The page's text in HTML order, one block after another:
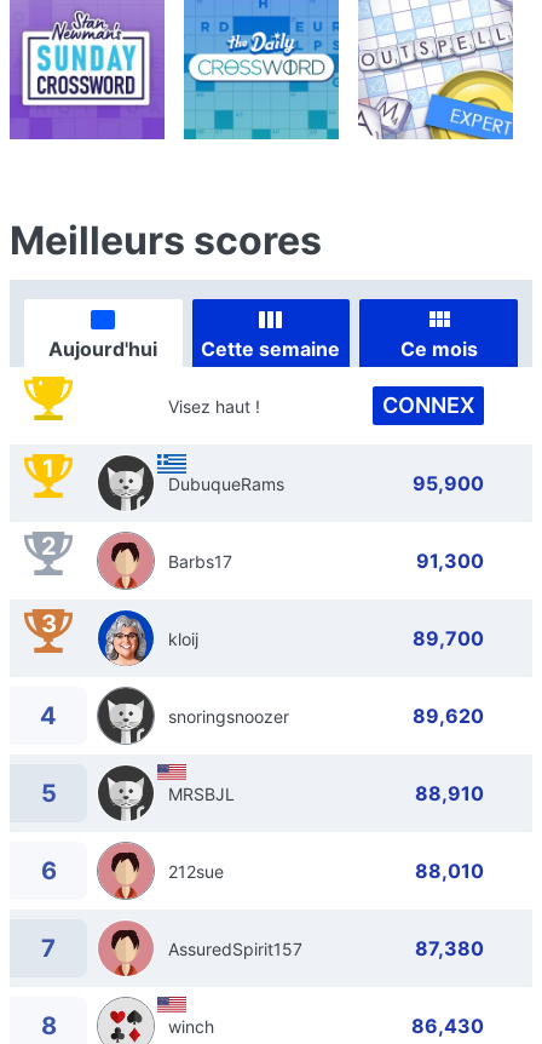
Meilleurs scores
Aujourd'hui Cette semaine Ce mois
Visez haut ! CONNEX
1 DubuqueRams 95,900
2 Barbs17 91,300
3 kloij 89,700
4 snoringsnoozer 89,620
5 MRSBJL 88,910
6 212sue 88,010
7 AssuredSpirit157 87,380
8 winch 86,430